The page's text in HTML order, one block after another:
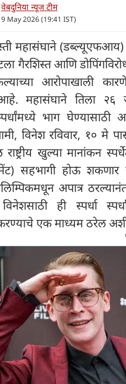
वेबदुनिया न्यूज टीम
May 2026 (19:41 IST)
महासंघाने (डब्ल्यूएफआय)
गैरशिस्त आणि
आरोपाखाली
महासंघाने तिला २६
भाग घेण्यासाठी
विनेश रविवार, १० मे
राष्ट्रीय खुल्या मानांकन
सहभागी होऊ शकणार
अपात्र
ही स्पर्धा
एक माध्यम ठरेल अशी